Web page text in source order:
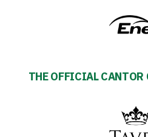
THE OFFICIAL CANTOR